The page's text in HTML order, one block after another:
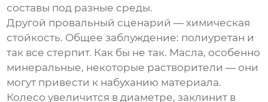
составы под разные среды.
Другой провальный сценарий — химическая
стойкость. Общее заблуждение: полиуретан и
так все стерпит. Как бы не так. Масла, особенно
минеральные, некоторые растворители — они
могут привести к набуханию материала.
Колесо увеличится в диаметре, заклинит в